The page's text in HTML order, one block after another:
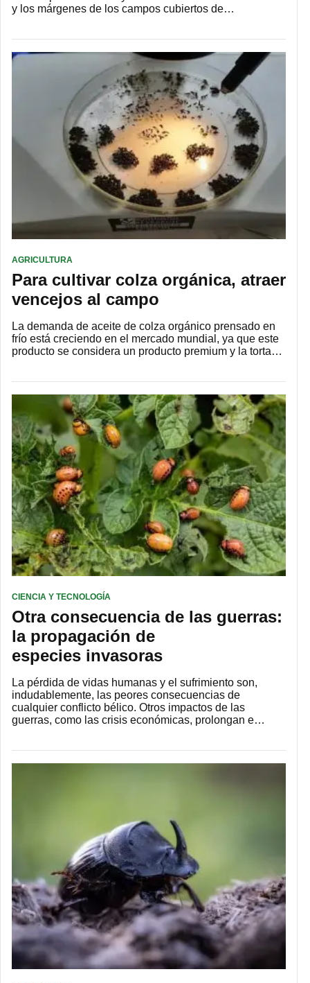
y los márgenes de los campos cubiertos de…
AGRICULTURA
Para cultivar colza orgánica, atraer
vencejos al campo
La demanda de aceite de colza orgánico prensado en
frío está creciendo en el mercado mundial, ya que este
producto se considera un producto premium y la torta…
CIENCIA Y TECNOLOGÍA
Otra consecuencia de las guerras:
la propagación de
especies invasoras
La pérdida de vidas humanas y el sufrimiento son,
indudablemente, las peores consecuencias de
cualquier conflicto bélico. Otros impactos de las
guerras, como las crisis económicas, prolongan e…